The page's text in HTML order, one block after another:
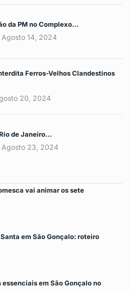
da PM no Complexo…
Agosto 14, 2024
Ferros-Velhos Clandestinos
20, 2024
de Janeiro…
Agosto 23, 2024
vai animar os sete
em São Gonçalo: roteiro
essenciais em São Gonçalo no